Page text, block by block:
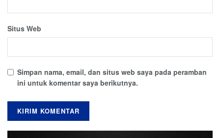
Situs Web
Simpan nama, email, dan situs web saya pada peramban
ini untuk komentar saya berikutnya.